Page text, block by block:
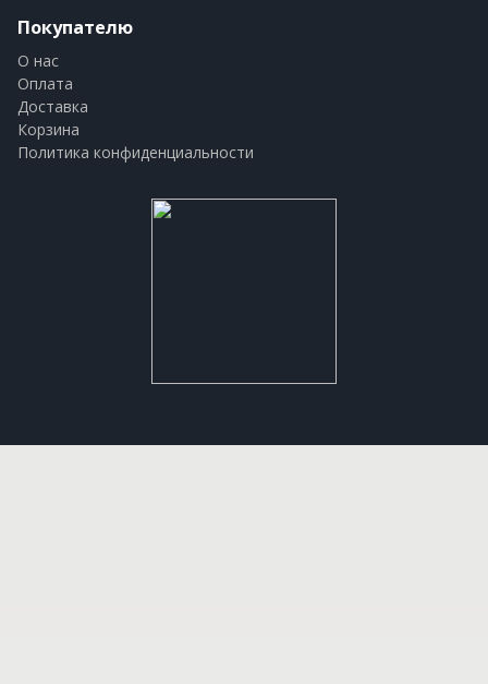
Покупателю
О нас
Оплата
Доставка
Корзина
Политика конфиденциальности